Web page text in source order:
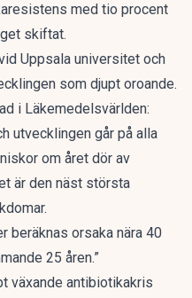
med tio procent
skiftat.
Uppsala universitet och
som djupt oroande.
i Läkemedelsvärlden:
utvecklingen går på alla
om året dör av
är den näst största
beräknas orsaka nära 40
25 åren.”
växande antibiotikakris